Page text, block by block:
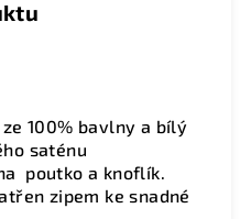
100% bavlny a bílý
saténu
poutko a knoflík.
zipem ke snadné